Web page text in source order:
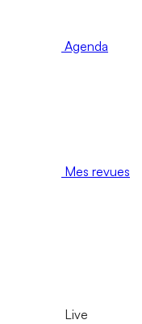
Agenda
Mes revues
Live